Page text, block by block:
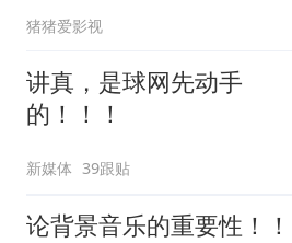
猪猪爱影视
讲真，是球网先动手
的！！！
新媒体 39跟贴
论背景音乐的重要性！！